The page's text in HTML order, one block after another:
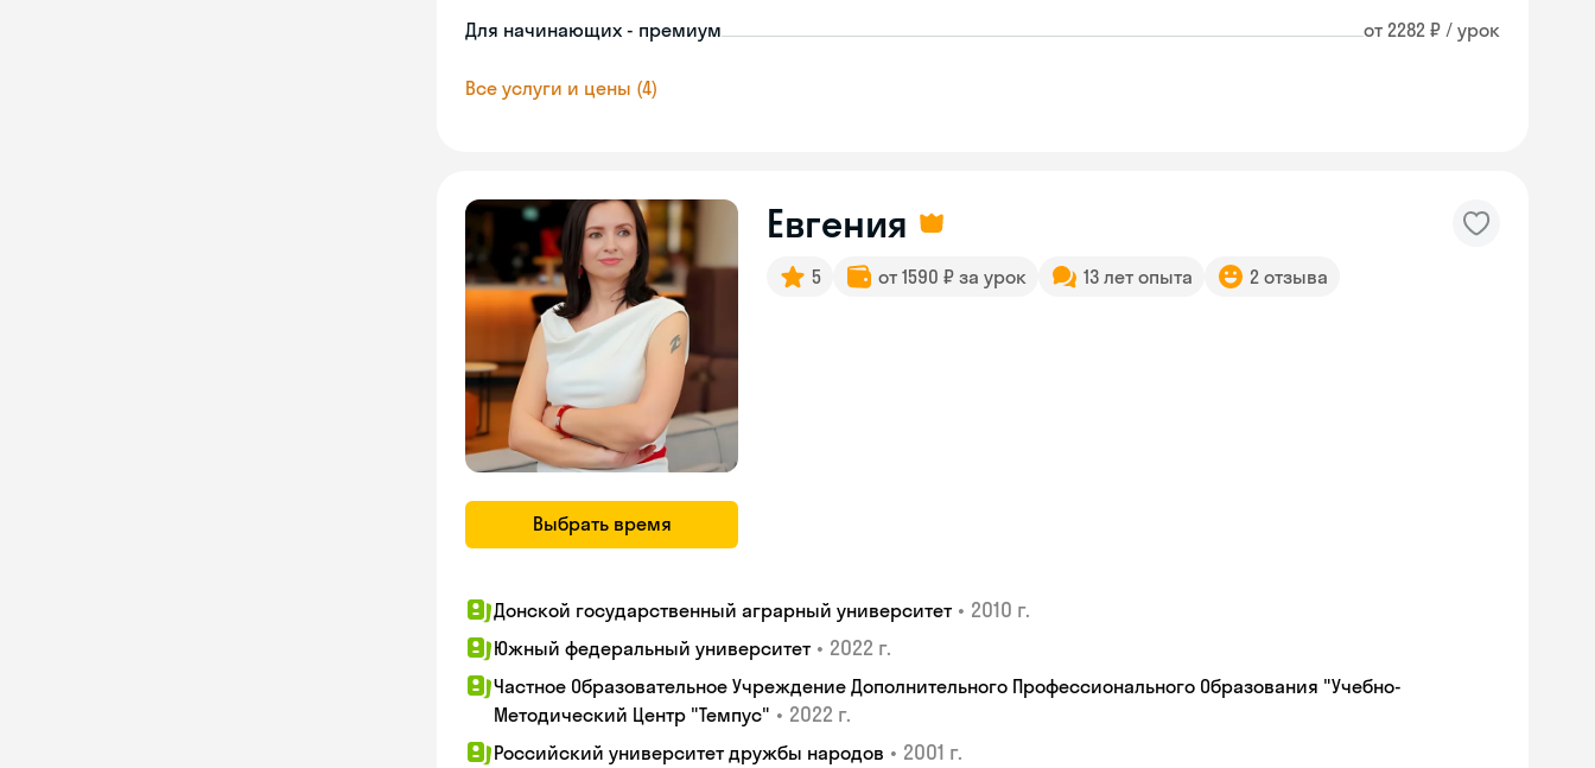
Для начинающих - премиум от 2282 ₽ / урок
Все услуги и цены (4)
Выбрать время
Евгения
5 от 1590 ₽ за урок 13 лет опыта 2 отзыва
Донской государственный аграрный университет • 2010 г.
Южный федеральный университет • 2022 г.
Частное Образовательное Учреждение Дополнительного Профессионального Образования "Учебно-
Методический Центр "Темпус" • 2022 г.
Российский университет дружбы народов • 2001 г.